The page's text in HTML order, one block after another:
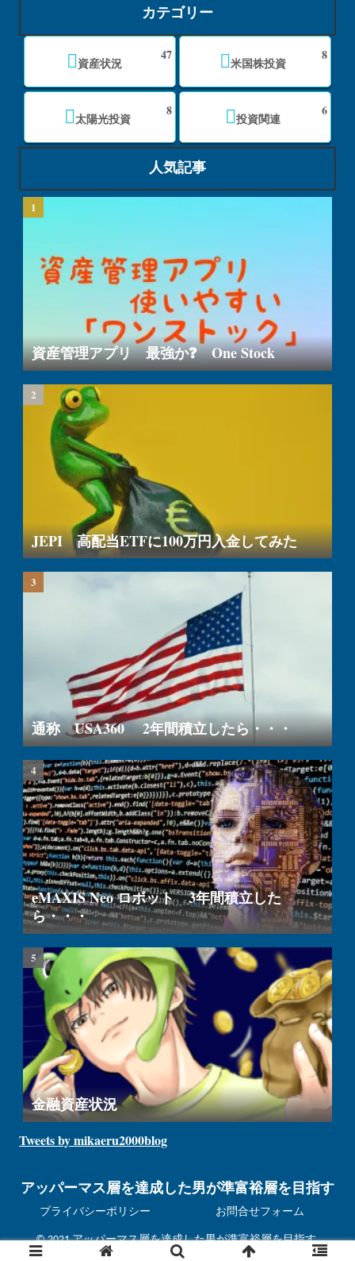
カテゴリー
資産状況
47
米国株投資
8
太陽光投資
8
投資関連
6
人気記事
資産管理アプリ 最強か❓ One Stock
JEPI 高配当ETFに100万円入金してみた
通称 USA360 2年間積立したら・・・
eMAXIS Neo ロボット 3年間積立した
ら・・・
金融資産状況
Tweets by mikaeru2000blog
アッパーマス層を達成した男が準富裕層を目指す
プライバシーポリシー お問合せフォーム
© 2021 アッパーマス層を達成した男が準富裕層を目指す.